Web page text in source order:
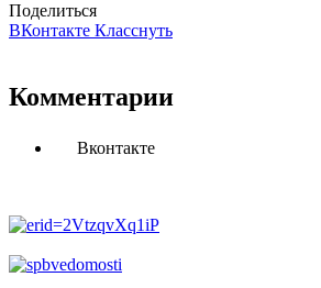
Поделиться
ВКонтакте Класснуть
Комментарии
Вконтакте